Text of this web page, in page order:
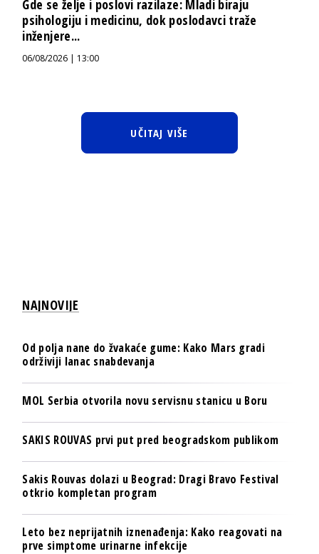
Gde se želje i poslovi razilaze: Mladi biraju
psihologiju i medicinu, dok poslodavci traže
inženjere...
06/08/2026 | 13:00
UČITAJ VIŠE
NAJNOVIJE
Od polja nane do žvakaće gume: Kako Mars gradi
održiviji lanac snabdevanja
MOL Serbia otvorila novu servisnu stanicu u Boru
SAKIS ROUVAS prvi put pred beogradskom publikom
Sakis Rouvas dolazi u Beograd: Dragi Bravo Festival
otkrio kompletan program
Leto bez neprijatnih iznenađenja: Kako reagovati na
prve simptome urinarne infekcije